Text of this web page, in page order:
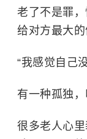
老了不是罪
给对方最大的
“我感觉自己
有一种孤独，
很多老人心里